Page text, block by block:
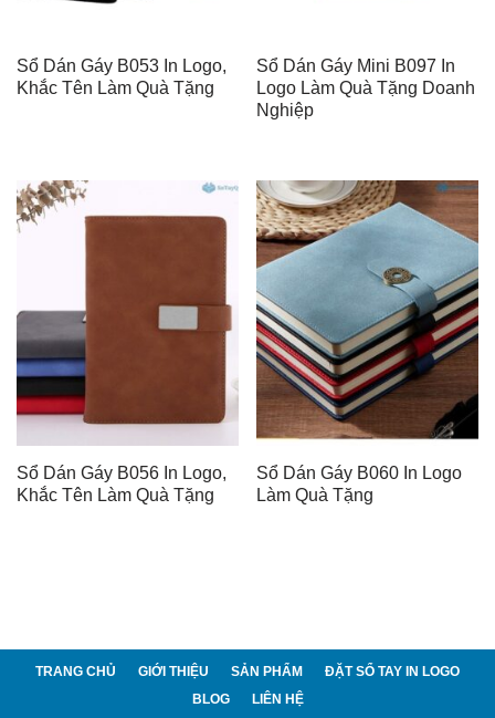
Sổ Dán Gáy B053 In Logo,
Khắc Tên Làm Quà Tặng
Sổ Dán Gáy Mini B097 In
Logo Làm Quà Tặng Doanh
Nghiệp
Sổ Dán Gáy B056 In Logo,
Khắc Tên Làm Quà Tặng
Sổ Dán Gáy B060 In Logo
Làm Quà Tặng
TRANG CHỦ GIỚI THIỆU SẢN PHẨM
ĐẶT SỔ TAY IN LOGO
BLOG
LIÊN HỆ